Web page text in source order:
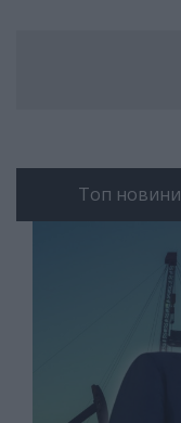
Топ новини